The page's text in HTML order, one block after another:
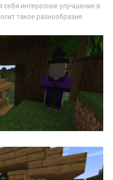
себя интересное улучшение в
такое разнообразие.